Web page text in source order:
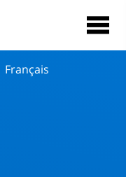
Français